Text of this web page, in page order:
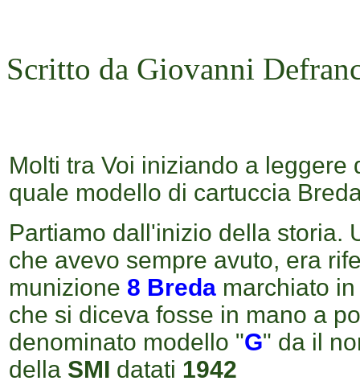
Scritto da Giovanni
Molti tra Voi iniziando a
quale modello di cartuccia
Partiamo dall'inizio della storia.
che avevo sempre avuto, era
munizione 8 Breda marchiato
che si diceva fosse in mano a
denominato modello "G" da il
della SMI datati 1942